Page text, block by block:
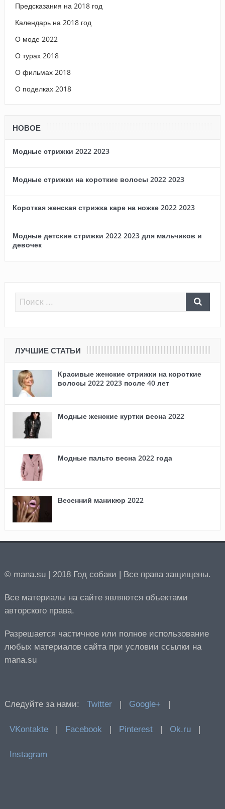
Предсказания на 2018 год
Календарь на 2018 год
О моде 2022
О турах 2018
О фильмах 2018
О поделках 2018
НОВОЕ
Модные стрижки 2022 2023
Модные стрижки на короткие волосы 2022 2023
Короткая женская стрижка каре на ножке 2022 2023
Модные детские стрижки 2022 2023 для мальчиков и
девочек
ЛУЧШИЕ СТАТЬИ
Красивые женские стрижки на короткие
волосы 2022 2023 после 40 лет
Модные женские куртки весна 2022
Модные пальто весна 2022 года
Весенний маникюр 2022
© mana.su | 2018 Год собаки | Все права защищены.
Все материалы на сайте являются объектами
авторского права.
Разрешается частичное или полное использование
любых материалов сайта при условии ссылки на
mana.su
Следуйте за нами: Twitter Google+
VKontakte Facebook Pinterest Ok.ru
Instagram